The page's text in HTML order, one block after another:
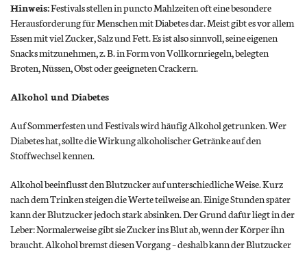
Hinweis:Festivals stellen in puncto Mahlzeiten oft eine besondere
Herausforderung für Menschen mit Diabetes dar. Meist gibt es vor allem
Essen mit viel Zucker, Salz und Fett. Es ist also sinnvoll, seine eigenen
Snacks mitzunehmen, z. B. in Form von Vollkornriegeln, belegten
Broten, Nüssen, Obst oder geeigneten Crackern.
Alkohol und Diabetes
Auf Sommerfesten und Festivals wird häufig Alkohol getrunken. Wer
Diabetes hat, sollte die Wirkung alkoholischer Getränke auf den
Stoffwechsel kennen.
Alkohol beeinflusst den Blutzucker auf unterschiedliche Weise. Kurz
nach dem Trinken steigen die Werte teilweise an. Einige Stunden später
kann der Blutzucker jedoch stark absinken. Der Grund dafür liegt in der
Leber: Normalerweise gibt sie Zucker ins Blut ab, wenn der Körper ihn
braucht. Alkohol bremst diesen Vorgang – deshalb kann der Blutzucker